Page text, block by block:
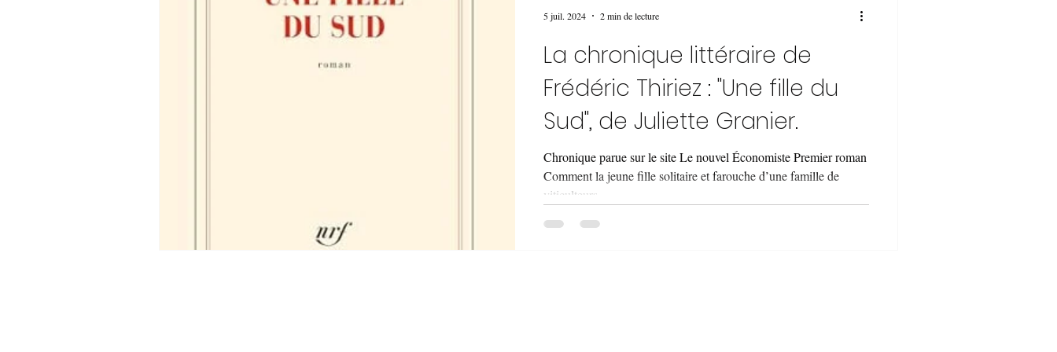
La chronique littéraire de
Frédéric Thiriez : "Une fille du
Sud", de Juliette Granier.
Chronique parue sur le site Le nouvel Économiste Premier roman
Comment la jeune fille solitaire et farouche d’une famille de
viticulteurs...
5 juil. 2024 2 min de lecture